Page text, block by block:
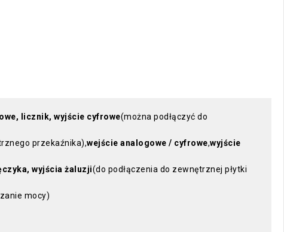
licznik, wyjście cyfrowe(można podłączyć do
przekaźnika),wejście analogowe / cyfrowe,wyjście
wyjścia żaluzji(do podłączenia do zewnętrznej płytki
mocy)